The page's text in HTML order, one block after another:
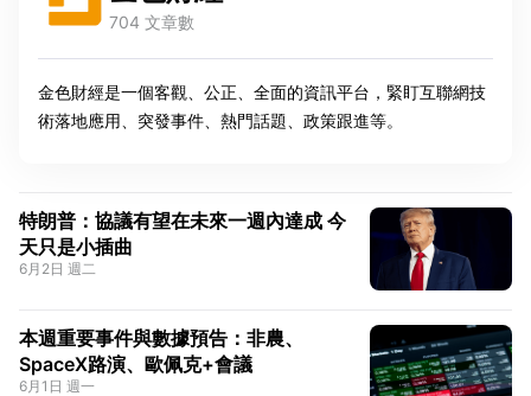
704 文章數
金色財經是一個客觀、公正、全面的資訊平台，緊盯互聯網技
術落地應用、突發事件、熱門話題、政策跟進等。
特朗普：協議有望在未來一週內達成 今
天只是小插曲
6月2日 週二
本週重要事件與數據預告：非農、
SpaceX路演、歐佩克+會議
6月1日 週一